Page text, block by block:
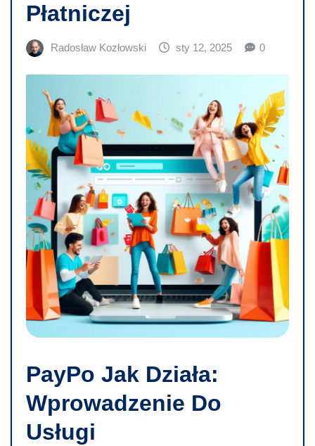
Płatniczej
Radosław Kozłowski sty 12, 2025 0
PayPo Jak Działa:
Wprowadzenie Do
Usługi